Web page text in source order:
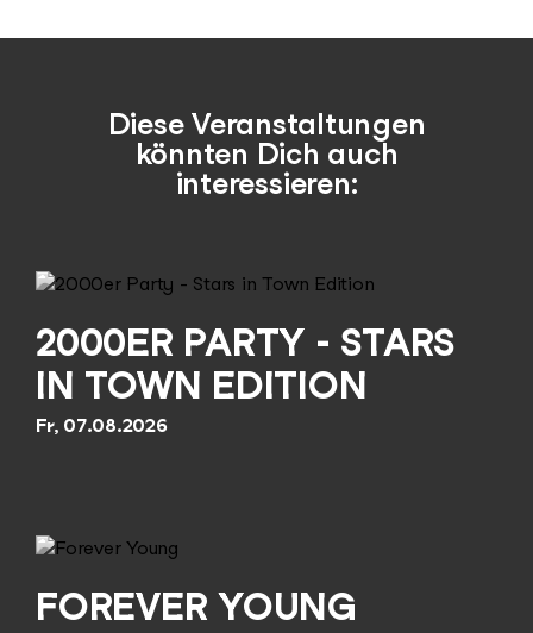
Diese Veranstaltungen
könnten Dich auch
interessieren:
2000ER PARTY - STARS
IN TOWN EDITION
Fr, 07.08.2026
FOREVER YOUNG